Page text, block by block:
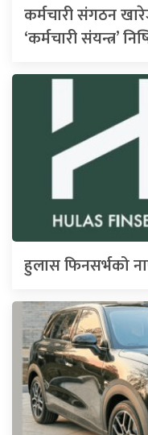
कर्मचारी संगठन
‘कर्मचारी संयन्त्र’
हुलास फिनसर्भको